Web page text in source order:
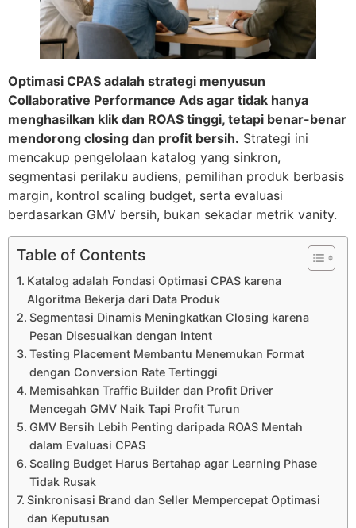
Optimasi CPAS adalah strategi menyusun
Collaborative Performance Ads agar tidak hanya
menghasilkan klik dan ROAS tinggi, tetapi benar-benar
mendorong closing dan profit bersih. Strategi ini
mencakup pengelolaan katalog yang sinkron,
segmentasi perilaku audiens, pemilihan produk berbasis
margin, kontrol scaling budget, serta evaluasi
berdasarkan GMV bersih, bukan sekadar metrik vanity.
Table of Contents
Katalog adalah Fondasi Optimasi CPAS karena
Algoritma Bekerja dari Data Produk
Segmentasi Dinamis Meningkatkan Closing karena
Pesan Disesuaikan dengan Intent
Testing Placement Membantu Menemukan Format
dengan Conversion Rate Tertinggi
Memisahkan Traffic Builder dan Profit Driver
Mencegah GMV Naik Tapi Profit Turun
GMV Bersih Lebih Penting daripada ROAS Mentah
dalam Evaluasi CPAS
Scaling Budget Harus Bertahap agar Learning Phase
Tidak Rusak
Sinkronisasi Brand dan Seller Mempercepat Optimasi
dan Keputusan